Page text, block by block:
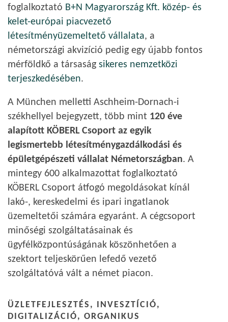
foglalkoztató B+N Magyarország Kft. közép- és
kelet-európai piacvezető
létesítményüzemeltető vállalata, a
németországi akvizíció pedig egy újabb fontos
mérföldkő a társaság sikeres nemzetközi
terjeszkedésében.
A München melletti Aschheim-Dornach-i
székhellyel bejegyzett, több mint 120 éve
alapított KÖBERL Csoport az egyik
legismertebb létesítménygazdálkodási és
épületgépészeti vállalat Németországban. A
mintegy 600 alkalmazottat foglalkoztató
KÖBERL Csoport átfogó megoldásokat kínál
lakó-, kereskedelmi és ipari ingatlanok
üzemeltetői számára egyaránt. A cégcsoport
minőségi szolgáltatásainak és
ügyfélközpontúságának köszönhetően a
szektort teljeskörűen lefedő vezető
szolgáltatóvá vált a német piacon.
ÜZLETFEJLESZTÉS, INVESZTÍCIÓ,
DIGITALIZÁCIÓ, ORGANIKUS